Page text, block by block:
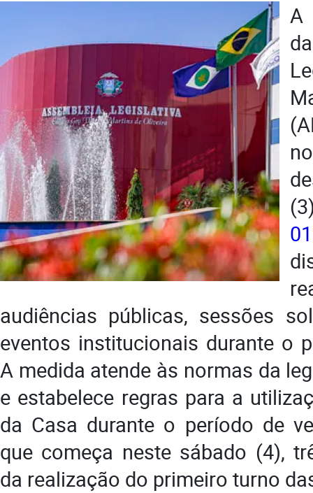
A
audiências públicas, sessões
eventos institucionais durante o
A medida atende às normas da
e estabelece regras para a
da Casa durante o período de
que começa neste sábado (4),
da realização do primeiro turno